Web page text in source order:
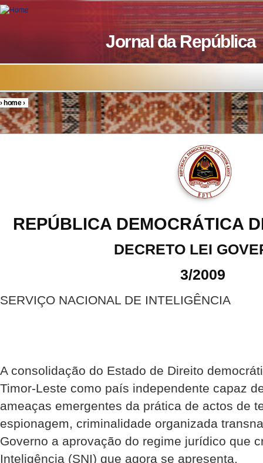
Skip to main content
Jornal da República
You are here
›home›
REPÚBLICA DEMOCRÁTICA
DECRETO LEI
3/2009
SERVIÇO NACIONAL DE INTELIGÊNCIA
A consolidação do Estado de Direito
Timor-Leste como país independente capaz
ameaças emergentes da prática de actos de
espionagem, criminalidade organizada
Governo a aprovação do regime jurídico que
Inteligência (SNI) que agora se apresenta.